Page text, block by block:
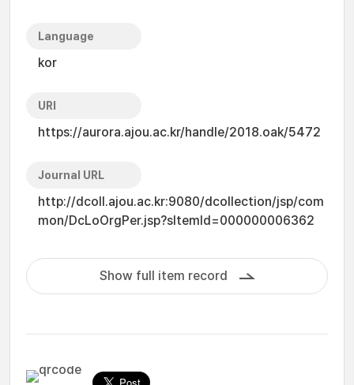
Language
kor
URI
https://aurora.ajou.ac.kr/handle/2018.oak/5472
Journal URL
http://dcoll.ajou.ac.kr:9080/dcollection/jsp/com
mon/DcLoOrgPer.jsp?sItemId=000000006362
Show full item record